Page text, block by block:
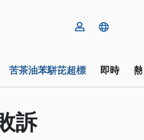
苦茶油苯駢芘超標 即時
訴